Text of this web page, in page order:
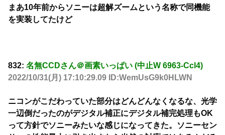
まあ10年前からソニーは超解ズームという名称で同機能
を実装してたけど
832: 名無CCDさん＠画素いっぱい (中止W 6963-Ccl4)
2022/10/31(月) 17:10:29.09 ID:WemUsG9k0HLWN
ニコンがこだわっていた部分はどんどんなくなるな、光学
一辺倒だったのがデジタル補正にデジタル補完処理もOK
って方針でソニーみたいな感じになってきた。ソニーセン